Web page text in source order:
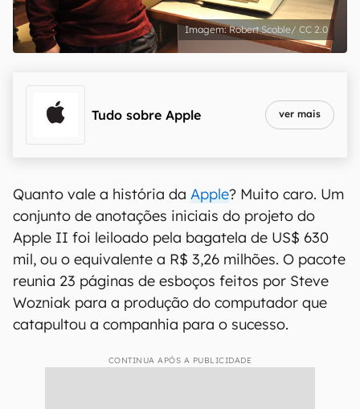
Robert Scoble/ CC 2.0
Tudo sobre Apple ver mais
Quanto vale a história da Apple? Muito caro. Um
conjunto de anotações iniciais do projeto do
Apple II foi leiloado pela bagatela de US$ 630
mil, ou o equivalente a R$ 3,26 milhões. O pacote
reunia 23 páginas de esboços feitos por Steve
Wozniak para a produção do computador que
catapultou a companhia para o sucesso.
CONTINUA APÓS A PUBLICIDADE